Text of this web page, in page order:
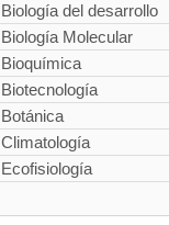
Biología del desarrollo
Biología Molecular
Bioquímica
Biotecnología
Botánica
Climatología
Ecofisiología